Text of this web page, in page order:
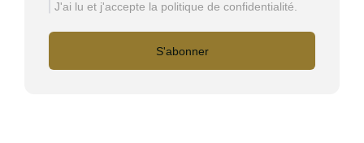
J'ai lu et j'accepte la politique de confidentialité.
S'abonner